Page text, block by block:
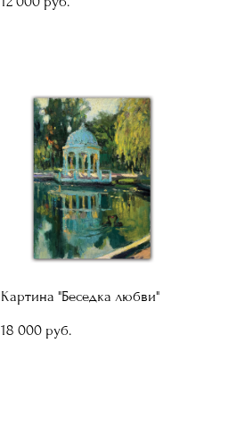
Картина "Беседка любви"
18 000 pуб.